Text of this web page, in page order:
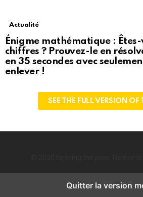
Actualité
Énigme mathématique : Êtes-
chiffres ? Prouvez-le en
en 35 secondes avec
enlever !
SEE THE FULL VERSION OF
Quitter la version